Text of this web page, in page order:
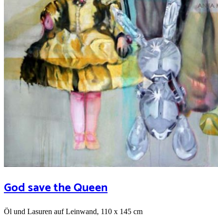
God save the Queen
Öl und Lasuren auf Leinwand, 110 x 145 cm